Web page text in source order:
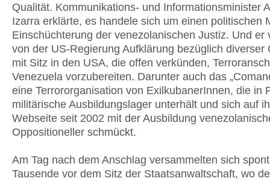
Qualität. Kommunikations- und Informationsminister
Izarra erklärte, es handele sich um einen politischen
Einschüchterung der venezolanischen Justiz. Und er
von der US-Regierung Aufklärung bezüglich diverser
mit Sitz in den USA, die offen verkünden,
Venezuela vorzubereiten. Darunter auch das
eine Terrororganisation von ExilkubanerInnen, die in
militärische Ausbildungslager unterhält und sich auf
Webseite seit 2002 mit der Ausbildung
Oppositioneller schmückt.
Am Tag nach dem Anschlag versammelten sich
Tausende vor dem Sitz der Staatsanwaltschaft, wo